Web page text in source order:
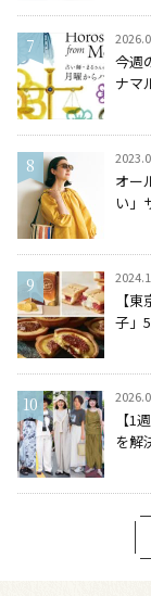
今週
ナマ
オー
い」
【
子」
【1
を解